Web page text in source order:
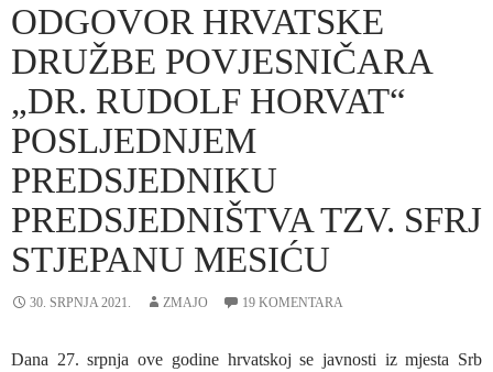
ODGOVOR HRVATSKE
DRUŽBE POVJESNIČARA
„DR. RUDOLF HORVAT“
POSLJEDNJEM
PREDSJEDNIKU
PREDSJEDNIŠTVA TZV. SFRJ
STJEPANU MESIĆU
30. SRPNJA 2021. ZMAJO 19 KOMENTARA
Dana 27. srpnja ove godine hrvatskoj se javnosti iz mjesta Srb